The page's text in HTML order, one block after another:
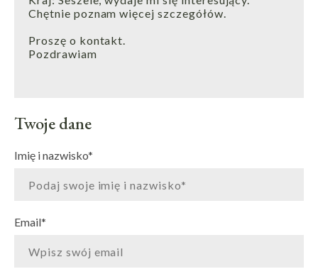
Twoje dane
Imię i nazwisko*
Email*